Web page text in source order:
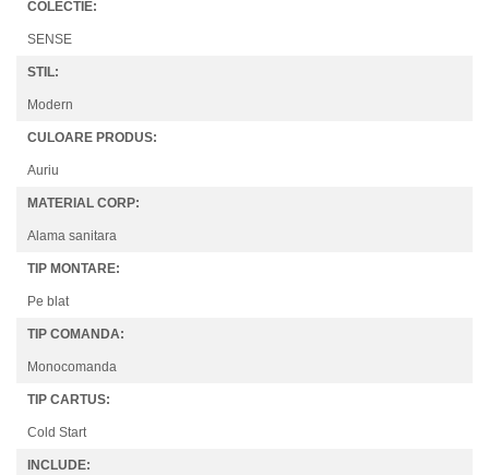
COLECTIE:
SENSE
STIL:
Modern
CULOARE PRODUS:
Auriu
MATERIAL CORP:
Alama sanitara
TIP MONTARE:
Pe blat
TIP COMANDA:
Monocomanda
TIP CARTUS:
Cold Start
INCLUDE: